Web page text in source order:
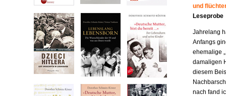
und
Leseprobe
Jahrelang
Anfangs
ehemalige
damaligen
diesem
nach fand